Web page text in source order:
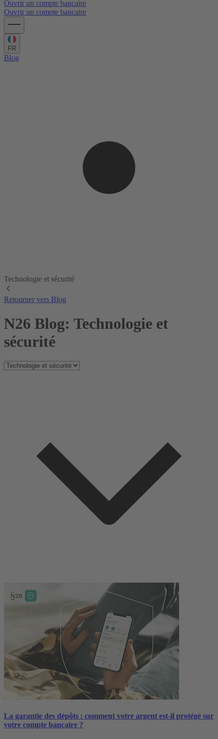
Ouvrir un compte bancaire
Ouvrir un compte bancaire
FR
Blog
Technologie et sécurité
Retourner vers Blog
N26 Blog: Technologie et
sécurité
La garantie des dépôts : comment votre argent est-il protégé sur
votre compte bancaire ?